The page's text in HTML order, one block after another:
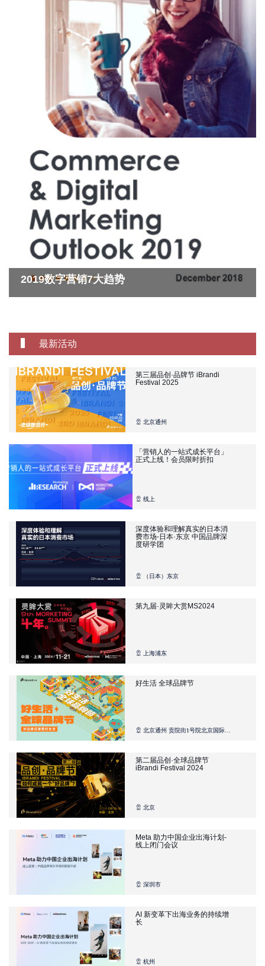
2019数字营销7大趋势
最新活动
第三届品创·品牌节 iBrandi
Festival 2025
北京通州
「营销人的一站式成长平台」
正式上线！会员限时折扣
线上
深度体验和理解真实的日本消
费市场-日本·东京 中国品牌深
度研学团
（日本）东京
第九届·灵眸大赏MS2024
上海浦东
好生活 全球品牌节
北京通州 贡院街1号院北京国际财
第二届品创·全球品牌节
iBrandi Festival 2024
北京
Meta 助力中国企业出海计划-
线上闭门会议
深圳市
AI 新变革下出海业务的持续增
长
杭州